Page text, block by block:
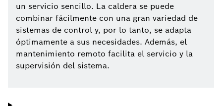
un servicio sencillo. La caldera se puede
combinar fácilmente con una gran variedad de
sistemas de control y, por lo tanto, se adapta
óptimamente a sus necesidades. Además, el
mantenimiento remoto facilita el servicio y la
supervisión del sistema.